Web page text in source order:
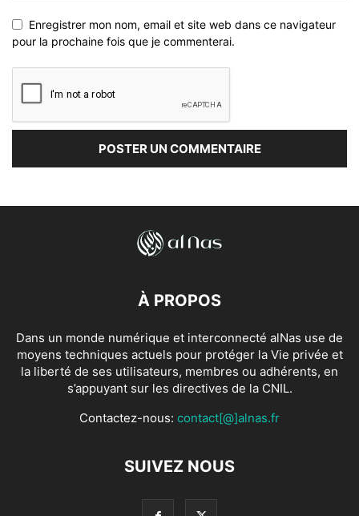
Enregistrer mon nom, email et site web dans ce navigateur
pour la prochaine fois que je commenterai.
À PROPOS
Dans un monde numérique et interconnecté alNas use de
moyens techniques actuels pour protéger la Vie privée et
la liberté de ses utilisateurs, membres ou adhérents, en
s’appuyant sur les directives de la CNIL.
Contactez-nous: contact[@]alnas.fr
SUIVEZ NOUS